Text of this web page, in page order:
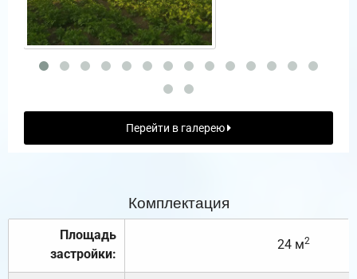
Перейти в галерею
Комплектация
Площадь
застройки:
24 м2